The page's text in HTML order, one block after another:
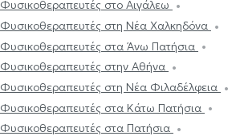
Φυσικοθεραπευτές στο Αιγάλεω
Φυσικοθεραπευτές στη Νέα Χαλκηδόνα
Φυσικοθεραπευτές στα Άνω Πατήσια
Φυσικοθεραπευτές στην Αθήνα
Φυσικοθεραπευτές στη Νέα Φιλαδέλφεια
Φυσικοθεραπευτές στα Κάτω Πατήσια
Φυσικοθεραπευτές στα Πατήσια